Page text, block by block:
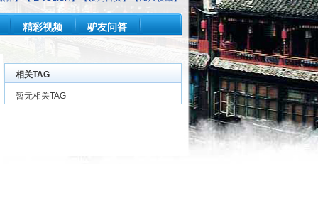
精彩视频 驴友问答
相关TAG
暂无相关TAG